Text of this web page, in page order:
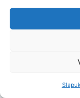
pritaikomas
DUK:
arbatą